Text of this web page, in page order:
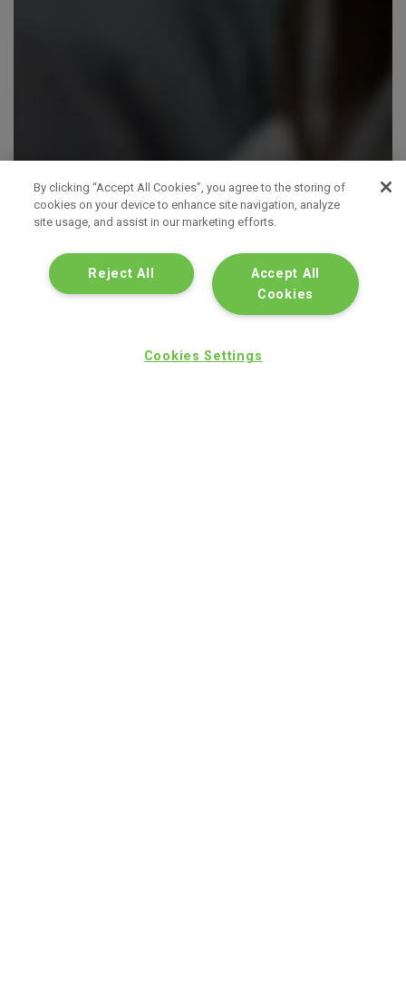
By clicking “Accept All Cookies”, you agree to the storing of
cookies on your device to enhance site navigation, analyze
site usage, and assist in our marketing efforts.
Accept All
Cookies
Reject All
Cookies Settings